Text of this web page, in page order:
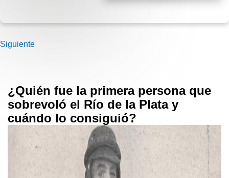
Siguiente
¿Quién fue la primera persona que
sobrevoló el Río de la Plata y
cuándo lo consiguió?